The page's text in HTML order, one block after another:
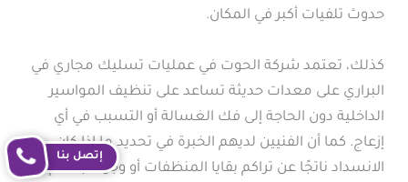
حدوث تلفيات أكبر في المكان.
كذلك، تعتمد شركة الحوت في عمليات تسليك مجاري في
البراري على معدات حديثة تساعد على تنظيف المواسير
الداخلية دون الحاجة إلى فك الغسالة أو التسبب في أي
إزعاج. كما أن الفنيين لديهم الخبرة في تحديد ما إذا كان
الانسداد ناتجًا عن تراكم بقايا المنظفات أو وجود أجسام
إتصل بنا